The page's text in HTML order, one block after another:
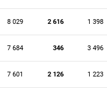
8 029 2 616 1 398
7 684 346 3 496
7 601 2 126 1 223